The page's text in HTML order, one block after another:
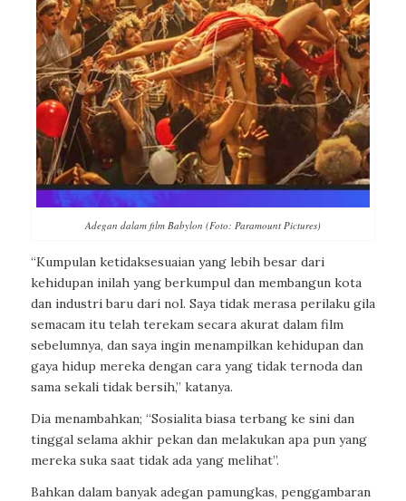
Adegan dalam film Babylon (Foto: Paramount Pictures)
“Kumpulan ketidaksesuaian yang lebih besar dari
kehidupan inilah yang berkumpul dan membangun kota
dan industri baru dari nol. Saya tidak merasa perilaku gila
semacam itu telah terekam secara akurat dalam film
sebelumnya, dan saya ingin menampilkan kehidupan dan
gaya hidup mereka dengan cara yang tidak ternoda dan
sama sekali tidak bersih,” katanya.
Dia menambahkan; “Sosialita biasa terbang ke sini dan
tinggal selama akhir pekan dan melakukan apa pun yang
mereka suka saat tidak ada yang melihat”.
Bahkan dalam banyak adegan pamungkas, penggambaran